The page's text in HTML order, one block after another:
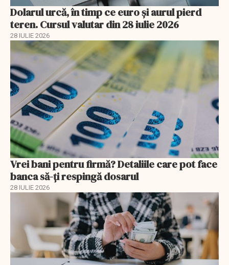
Dolarul urcă, în timp ce euro și aurul pierd
teren. Cursul valutar din 28 iulie 2026
28 IULIE 2026
Vrei bani pentru firmă? Detaliile care pot face
banca să-ți respingă dosarul
28 IULIE 2026